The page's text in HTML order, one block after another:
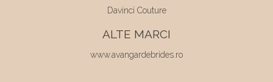
Davinci Couture
ALTE MARCI
www.avangardebrides.ro